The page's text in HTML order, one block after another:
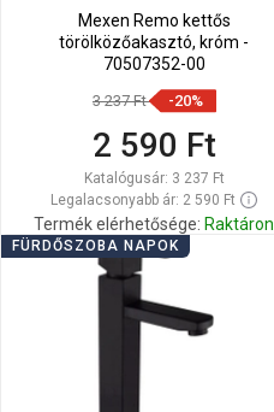
Mexen Remo kettős
törölközőakasztó, króm -
70507352-00
3 237 Ft -20%
2 590 Ft
Katalógusár: 3 237 Ft
Legalacsonyabb ár: 2 590 Ft
Termék elérhetősége: Raktáron
Kosárba
favorite_border Kedvenc
Hasonlítsa
FÜRDŐSZOBA NAPOK